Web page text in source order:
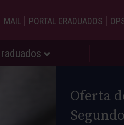
| MAIL | PORTAL GRADUADOS |
Oferta
Segundo